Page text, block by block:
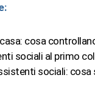
cosa
sociali al primo
sociali: cosa